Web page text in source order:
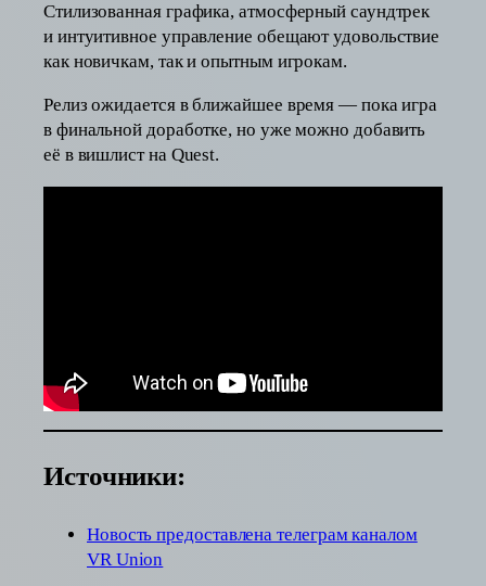
Стилизованная графика, атмосферный саундтрек
и интуитивное управление обещают удовольствие
как новичкам, так и опытным игрокам.
Релиз ожидается в ближайшее время — пока игра
в финальной доработке, но уже можно добавить
её в вишлист на Quest.
Источники:
Новость предоставлена телеграм каналом
VR Union